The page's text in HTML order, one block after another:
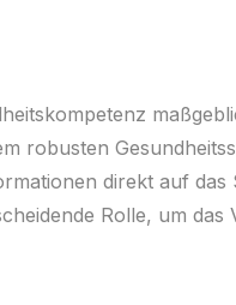
robusten
direkt auf das
Rolle, um das